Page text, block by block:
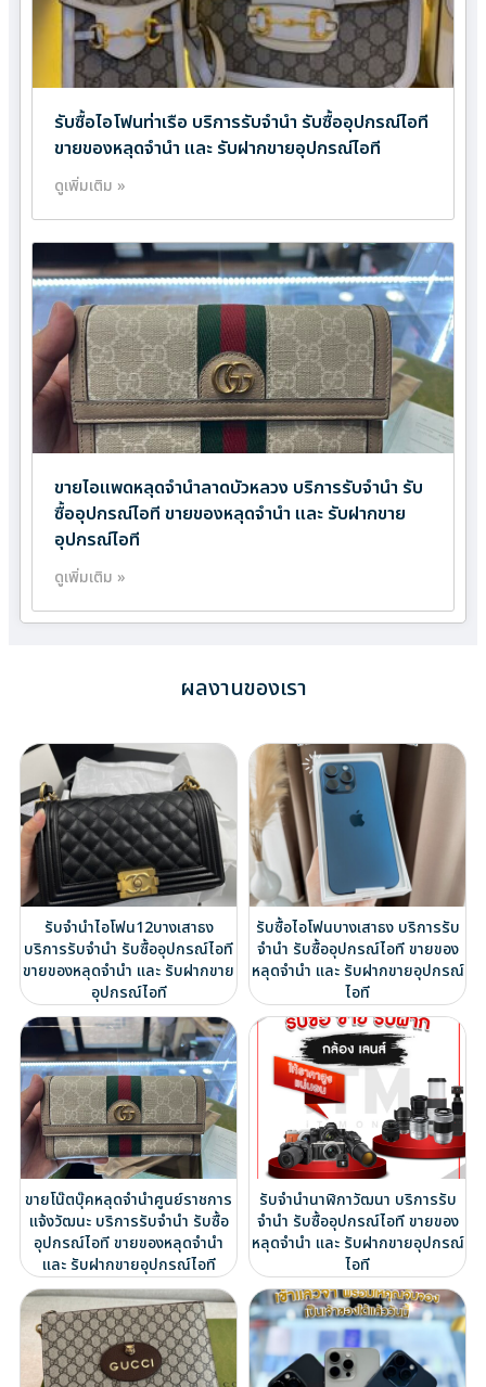
รับซื้อไอโฟนท่าเรือ บริการรับจำนำ รับซื้ออุปกรณ์ไอที
ขายของหลุดจำนำ และ รับฝากขายอุปกรณ์ไอที
ดูเพิ่มเติม »
ขายไอแพดหลุดจำนำลาดบัวหลวง บริการรับจำนำ รับ
ซื้ออุปกรณ์ไอที ขายของหลุดจำนำ และ รับฝากขาย
อุปกรณ์ไอที
ดูเพิ่มเติม »
ผลงานของเรา
รับจำนำไอโฟน12บางเสาธง
บริการรับจำนำ รับซื้ออุปกรณ์ไอที
ขายของหลุดจำนำ และ รับฝากขาย
อุปกรณ์ไอที
รับซื้อไอโฟนบางเสาธง บริการรับ
จำนำ รับซื้ออุปกรณ์ไอที ขายของ
หลุดจำนำ และ รับฝากขายอุปกรณ์
ไอที
ขายโน๊ตบุ๊คหลุดจำนำศูนย์ราชการ
แจ้งวัฒนะ บริการรับจำนำ รับซื้อ
อุปกรณ์ไอที ขายของหลุดจำนำ
และ รับฝากขายอุปกรณ์ไอที
รับจำนำนาฬิกาวัฒนา บริการรับ
จำนำ รับซื้ออุปกรณ์ไอที ขายของ
หลุดจำนำ และ รับฝากขายอุปกรณ์
ไอที